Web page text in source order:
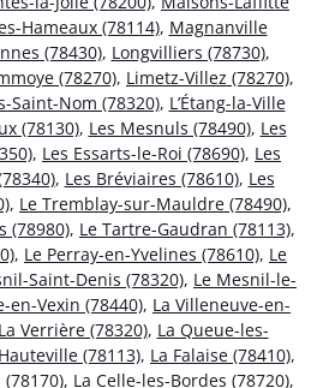
Hameaux (78114), Magnanville
(78430), Longvilliers (78730),
(78270), Limetz-Villez (78270),
Saint-Nom (78320), L’Étang-la-Ville
(78130), Les Mesnuls (78490), Les
, Les Essarts-le-Roi (78690), Les
, Les Bréviaires (78610), Les
, Le Tremblay-sur-Mauldre (78490),
(78980), Le Tartre-Gaudran (78113),
, Le Perray-en-Yvelines (78610), Le
Saint-Denis (78320), Le Mesnil-le-
en-Vexin (78440), La Villeneuve-en-
La Verrière (78320), La Queue-les-
(78113), La Falaise (78410),
, La Celle-les-Bordes (78720),